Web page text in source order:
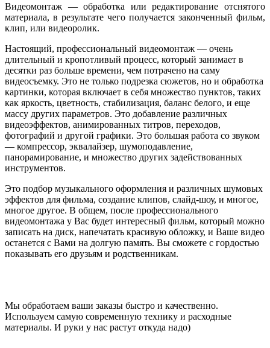
Видеомонтаж — обработка или редактирование отснятого
материала, в результате чего получается законченный фильм,
клип, или видеоролик.
Настоящий, профессиональный видеомонтаж — очень
длительный и кропотливый процесс, который занимает в
десятки раз больше времени, чем потрачено на саму
видеосъемку. Это не только подрезка сюжетов, но и обработка
картинки, которая включает в себя множество пунктов, таких
как яркость, цветность, стабилизация, баланс белого, и еще
массу других параметров. Это добавление различных
видеоэффектов, анимированных титров, переходов,
фотографий и другой графики. Это большая работа со звуком
— компрессор, эквалайзер, шумоподавление,
панорамирование, и множество других задействованных
инструментов.
Это подбор музыкального оформления и различных шумовых
эффектов для фильма, создание клипов, слайд-шоу, и многое,
многое другое. В общем, после профессионального
видеомонтажа у Вас будет интересный фильм, который можно
записать на диск, напечатать красивую обложку, и Ваше видео
останется с Вами на долгую память. Вы сможете с гордостью
показывать его друзьям и родственникам.
Мы обработаем ваши заказы быстро и качественно.
Используем самую современную технику и расходные
материалы. И руки у нас растут откуда надо)